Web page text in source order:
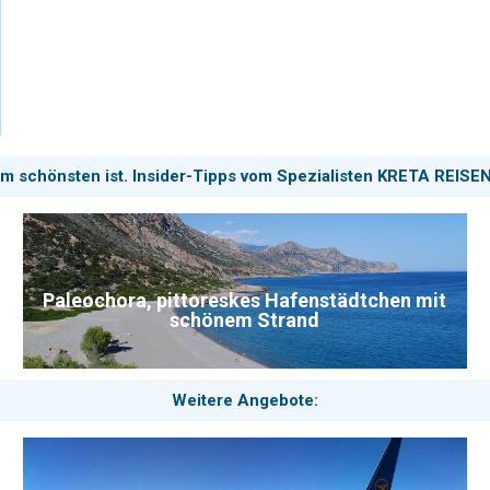
Kreta West/Südwest. Besuchen Sie die
können wir dazu buchen.
schönsten ist. Insider-Tipps vom Spezialisten KRETA
Paleochora, pittoreskes Hafenstädtchen mit
schönem Strand
Weitere Angebote: